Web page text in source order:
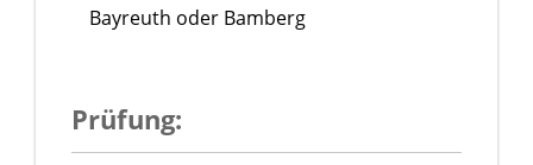
Bayreuth oder Bamberg
Prüfung: